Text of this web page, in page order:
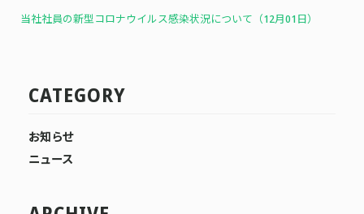
当社社員の新型コロナウイルス感染状況について（12月01日）
CATEGORY
お知らせ
ニュース